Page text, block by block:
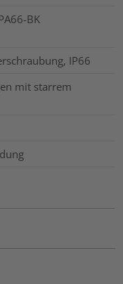
BK
IP66
mit starrem